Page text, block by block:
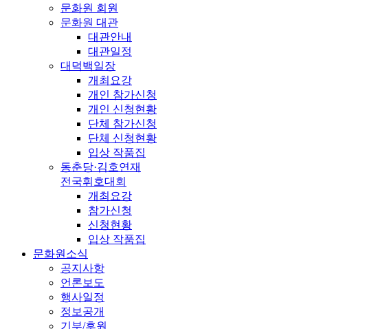
문화원 회원
문화원 대관
대관안내
대관일정
대덕백일장
개최요강
개인 참가신청
개인 신청현황
단체 참가신청
단체 신청현황
입상 작품집
동춘당·김호연재
전국휘호대회
개최요강
참가신청
신청현황
입상 작품집
문화원소식
공지사항
언론보도
행사일정
정보공개
기부/후원